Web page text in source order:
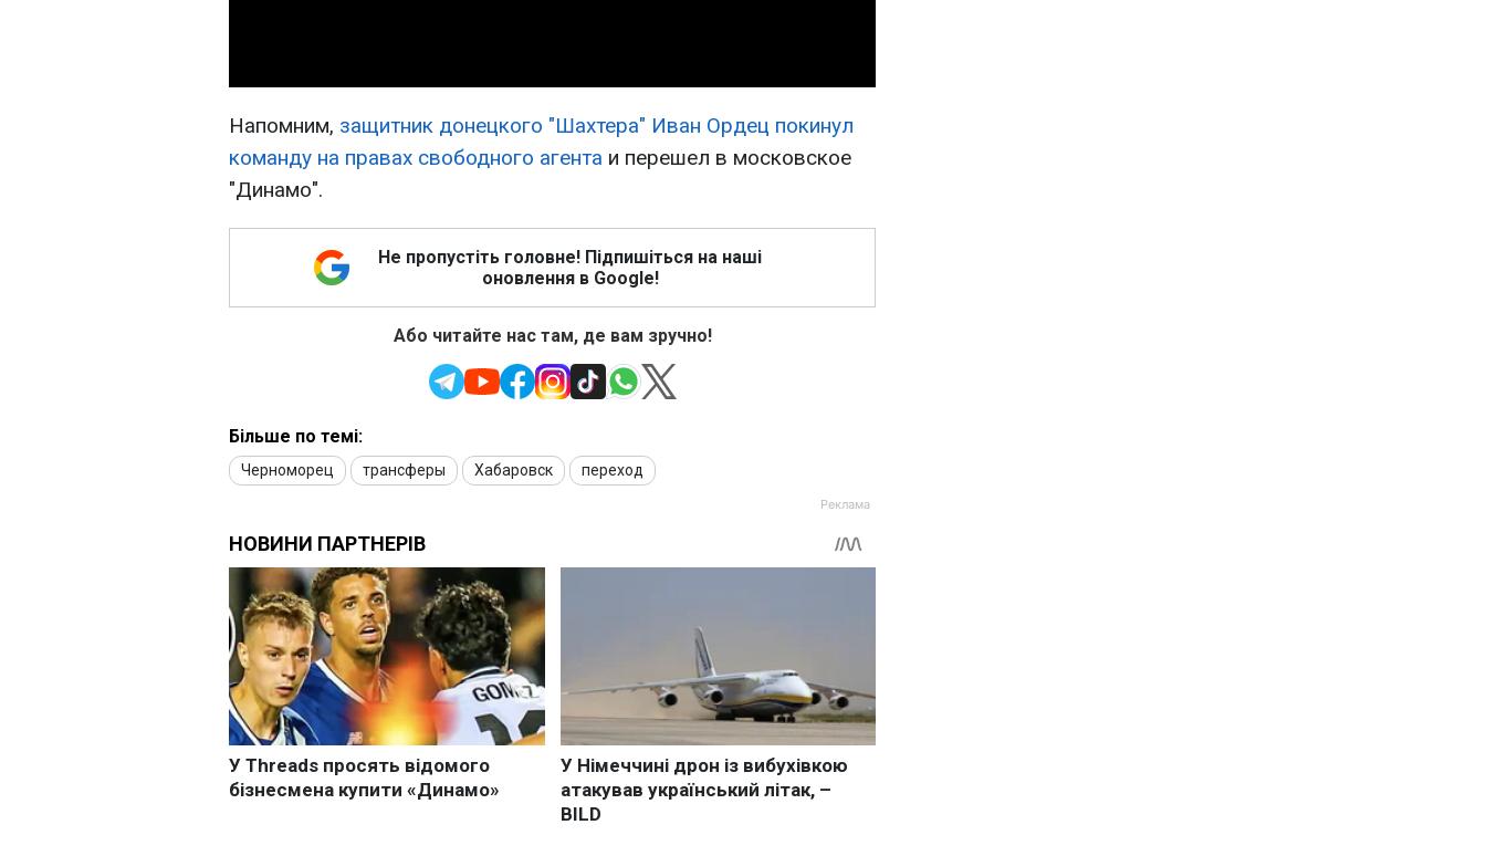
Напомним, защитник донецкого "Шахтера" Иван Ордец покинул
команду на правах свободного агента и перешел в московское
"Динамо".
Не пропустіть головне! Підпишіться на наші
оновлення в Google!
Або читайте нас там, де вам зручно!
Більше по темі:
Черноморец трансферы Хабаровск переход